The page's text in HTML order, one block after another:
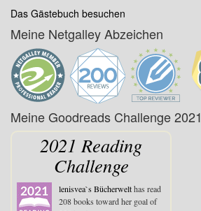
Das Gästebuch besuchen
Meine Netgalley Abzeichen
Meine Goodreads Challenge 2021
2021 Reading
Challenge
lenisvea`s Bücherwelthas read
208 books toward her goal of